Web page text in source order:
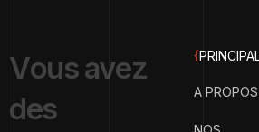
Vousavez
des
{
A PROPOS